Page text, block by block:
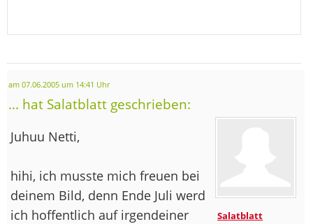
am 07.06.2005 um 14:41 Uhr
... hat Salatblatt geschrieben:
Salatblatt
Juhuu Netti,
hihi, ich musste mich freuen bei
deinem Bild, denn Ende Juli werd
ich hoffentlich auf irgendeiner